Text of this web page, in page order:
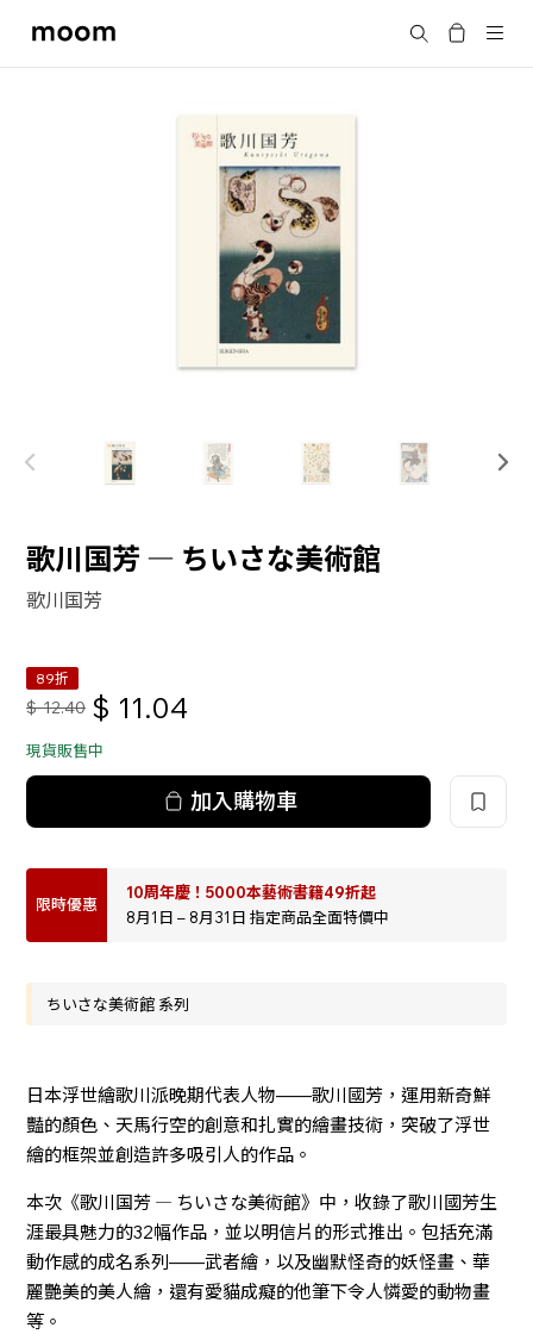
moom
搜尋
歌川国芳 ― ちいさな美術館
歌川国芳
89折
$ 12.40 $ 11.04
現貨販售中
加入購物車
限時優惠
10周年慶！5000本藝術書籍49折起
8月1日 – 8月31日 指定商品全面特價中
ちいさな美術館 系列
日本浮世繪歌川派晚期代表人物——歌川國芳，運用新奇鮮
豔的顏色、天馬行空的創意和扎實的繪畫技術，突破了浮世
繪的框架並創造許多吸引人的作品。
本次《歌川国芳 ― ちいさな美術館》中，收錄了歌川國芳生
涯最具魅力的32幅作品，並以明信片的形式推出。包括充滿
動作感的成名系列——武者繪，以及幽默怪奇的妖怪畫、華
麗艷美的美人繪，還有愛貓成癡的他筆下令人憐愛的動物畫
等。